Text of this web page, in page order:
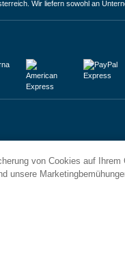
Wir liefern sowohl an
von Cookies auf Ihrem
unsere